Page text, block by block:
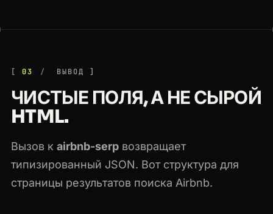
03 ВЫВОД
ЧИСТЫЕ ПОЛЯ, А НЕ СЫРОЙ
HTML.
Вызов к airbnb-serp возвращает
типизированный JSON. Вот структура для
страницы результатов поиска Airbnb.